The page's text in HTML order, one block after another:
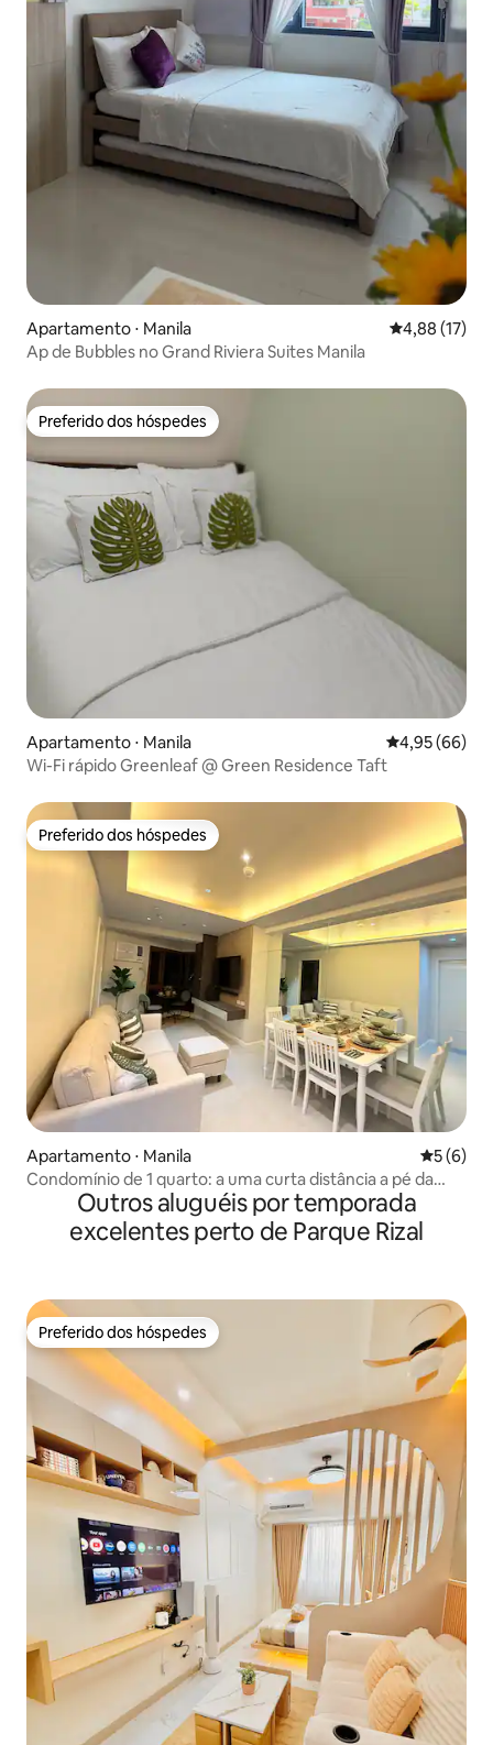
Apartamento ⋅ Manila 4,88 de uma
4,88 (17)
Ap de Bubbles no Grand Riviera Suites Manila
Preferido dos hóspedes
Preferido dos hóspedes
Apartamento ⋅ Manila 4,95 de uma
4,95 (66)
Wi-Fi rápido Greenleaf @ Green Residence Taft
Preferido dos hóspedes
Preferido dos hóspedes
Apartamento ⋅ Manila 5 de
5 (6)
Condomínio de 1 quarto: a uma curta distância a pé da
Embaixada dos EUA
Outros aluguéis por temporada
excelentes perto de Parque Rizal
Preferido dos hóspedes
Preferido dos hóspedes